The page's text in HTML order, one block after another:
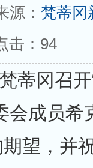
源： 梵蒂冈
击： 94
蒂冈召
会成员希
望，并